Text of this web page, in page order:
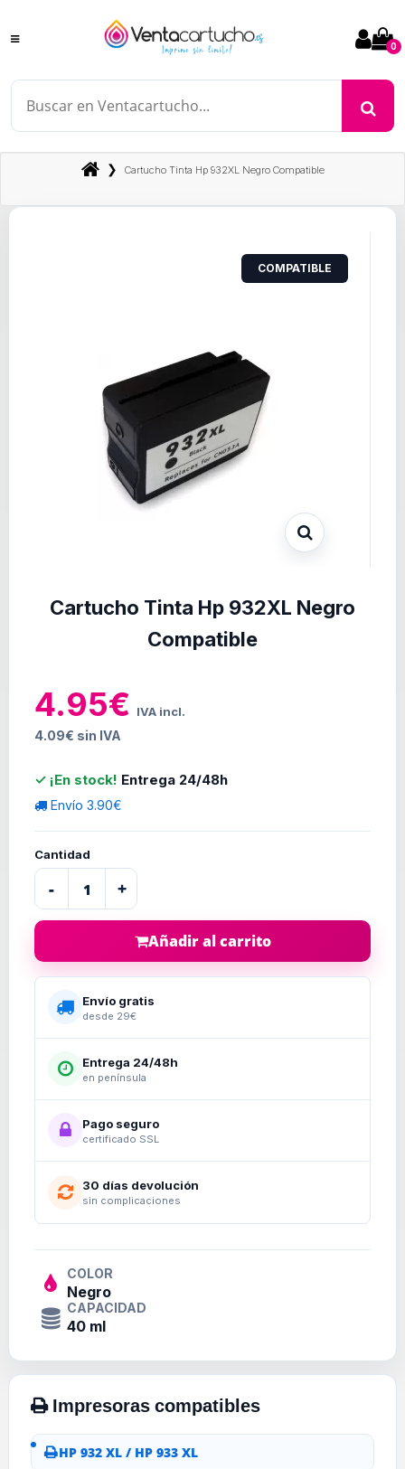
0
❯ Cartucho Tinta Hp 932XL Negro Compatible
COMPATIBLE
Cartucho Tinta Hp 932XL Negro
Compatible
4.95€ IVA incl.
4.09€ sin IVA
✓ ¡En stock! Entrega 24/48h
Envío 3.90€
Cantidad
- +
Añadir al carrito
Envío gratis
desde 29€
Entrega 24/48h
en península
Pago seguro
certificado SSL
30 días devolución
sin complicaciones
COLOR
Negro
CAPACIDAD
40 ml
HP 932 XL / HP 933 XL